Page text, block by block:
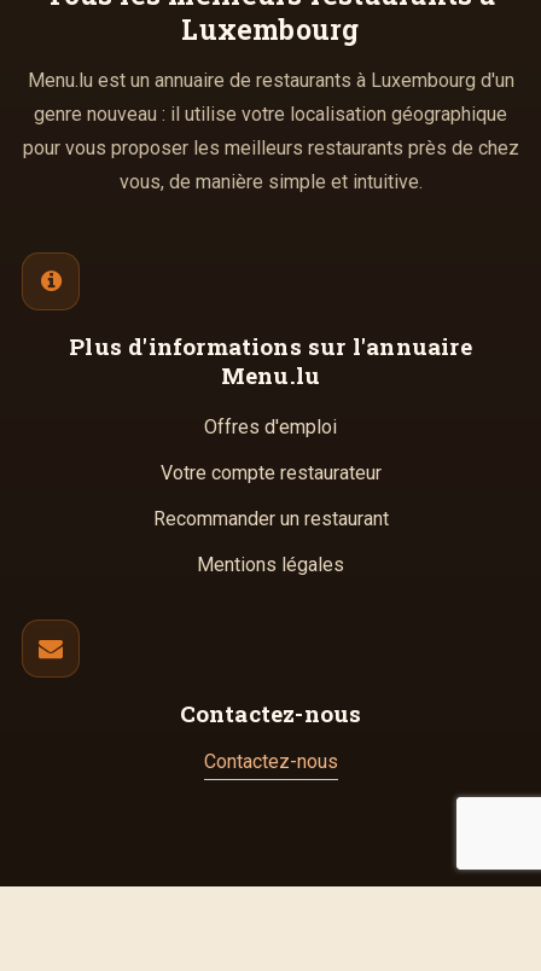
Luxembourg
Menu.lu est un annuaire de restaurants à Luxembourg d'un
genre nouveau : il utilise votre localisation géographique
pour vous proposer les meilleurs restaurants près de chez
vous, de manière simple et intuitive.
Plus d'informations sur l'annuaire
Menu.lu
Offres d'emploi
Votre compte restaurateur
Recommander un restaurant
Mentions légales
Contactez-nous
Contactez-nous